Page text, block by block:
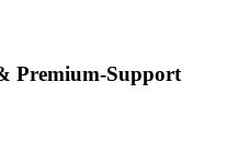
Premium-Support